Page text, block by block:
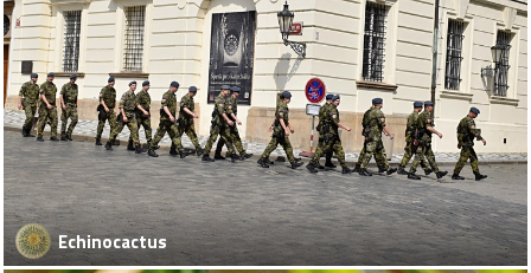
Echinocactus